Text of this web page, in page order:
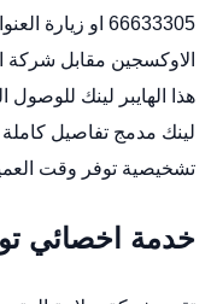
الاوكسجين مقابل شركة
هذا الهايبر لينك للوصول
لينك مدمج تفاصيل
تشخيصية توفر وقت
خدمة اخصائي